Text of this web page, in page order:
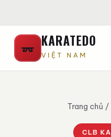
KARATEDO
VIỆT NAM
Trang chủ /
CLB